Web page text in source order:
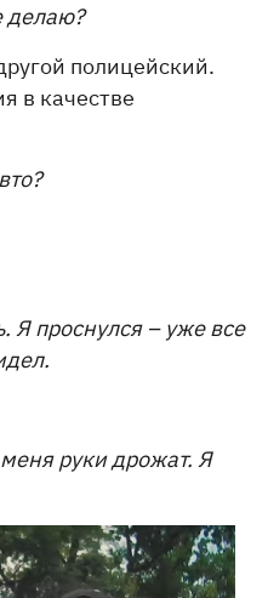
делаю?
полицейский.
в качестве
Я проснулся – уже все
руки дрожат. Я